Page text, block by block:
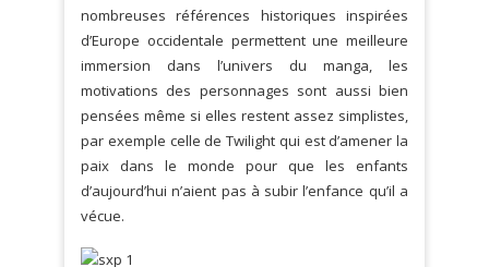
nombreuses références historiques inspirées
d’Europe occidentale permettent une meilleure
immersion dans l’univers du manga, les
motivations des personnages sont aussi bien
pensées même si elles restent assez simplistes,
par exemple celle de Twilight qui est d’amener la
paix dans le monde pour que les enfants
d’aujourd’hui n’aient pas à subir l’enfance qu’il a
vécue.